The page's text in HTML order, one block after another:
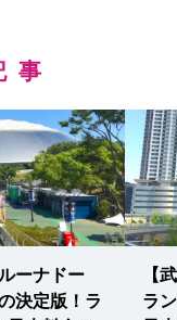
事
ーナドー
決定版！ラ
【
ラ